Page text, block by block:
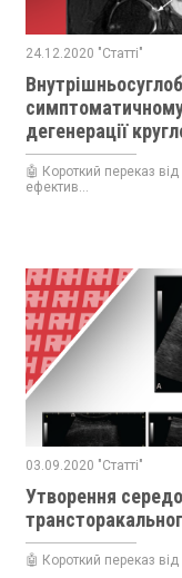
24.12.2020 "Статті"
дегенерації
🤖 Короткий переказ
ефектив...
03.09.2020 "Статті"
Утворення
🤖 Короткий переказ